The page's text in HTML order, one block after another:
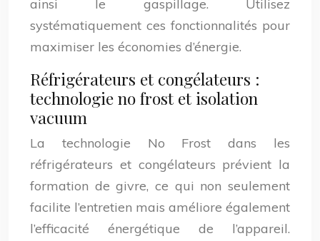
ainsi le gaspillage. Utilisez
systématiquement ces fonctionnalités pour
maximiser les économies d’énergie.
Réfrigérateurs et congélateurs :
technologie no frost et isolation
vacuum
La technologie No Frost dans les
réfrigérateurs et congélateurs prévient la
formation de givre, ce qui non seulement
facilite l’entretien mais améliore également
l’efficacité énergétique de l’appareil.